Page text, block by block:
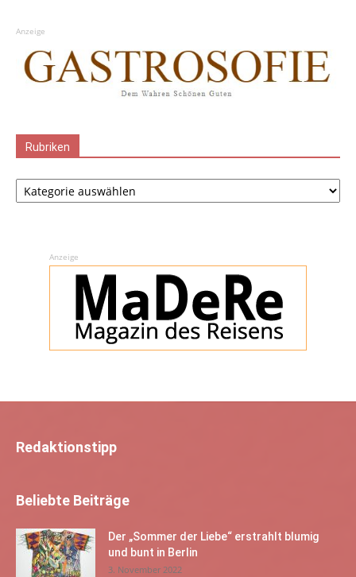
Anzeige
Rubriken
Rubriken
Anzeige
Redaktionstipp
Beliebte Beiträge
Der „Sommer der Liebe“ erstrahlt blumig
und bunt in Berlin
3. November 2022